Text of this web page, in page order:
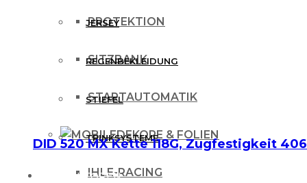
PROTEKTION
SITZBANK
STARTAUTOMATIK
DEKORE & FOLIEN
IHLE-RACING
JERSEY
REGENBEKLEIDUNG
STIEFEL
TRINKSYSTEME
PROTEKTOREN
DID 520 MX Kette 118G, Zugfestigkeit